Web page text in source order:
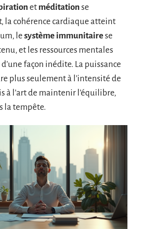
et méditation se
la cohérence cardiaque atteint
le système immunitairese
et les ressources mentales
façon inédite. La puissance
plus seulement à l’intensité de
à l’art de maintenir l’équilibre,
la tempête.